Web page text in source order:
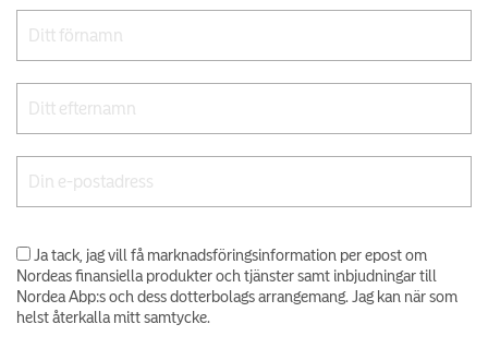
Ja tack, jag vill få marknadsföringsinformation per epost om
Nordeas finansiella produkter och tjänster samt inbjudningar till
Nordea Abp:s och dess dotterbolags arrangemang. Jag kan när som
helst återkalla mitt samtycke.